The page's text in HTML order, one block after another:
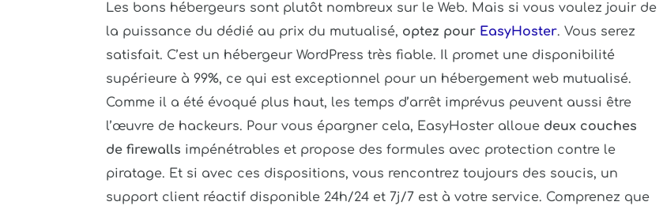
Les bons hébergeurs sont plutôt nombreux sur le Web. Mais si vous voulez jouir de
la puissance du dédié au prix du mutualisé, optez pour EasyHoster. Vous serez
satisfait. C’est un hébergeur WordPress très fiable. Il promet une disponibilité
supérieure à 99%, ce qui est exceptionnel pour un hébergement web mutualisé.
Comme il a été évoqué plus haut, les temps d’arrêt imprévus peuvent aussi être
l’œuvre de hackeurs. Pour vous épargner cela, EasyHoster alloue deux couches
de firewalls impénétrables et propose des formules avec protection contre le
piratage. Et si avec ces dispositions, vous rencontrez toujours des soucis, un
support client réactif disponible 24h/24 et 7j/7 est à votre service. Comprenez que